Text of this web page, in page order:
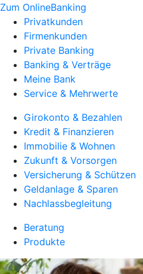
Zum OnlineBanking
Privatkunden
Firmenkunden
Private Banking
Banking & Verträge
Meine Bank
Service & Mehrwerte
Girokonto & Bezahlen
Kredit & Finanzieren
Immobilie & Wohnen
Zukunft & Vorsorgen
Versicherung & Schützen
Geldanlage & Sparen
Nachlassbegleitung
Beratung
Produkte